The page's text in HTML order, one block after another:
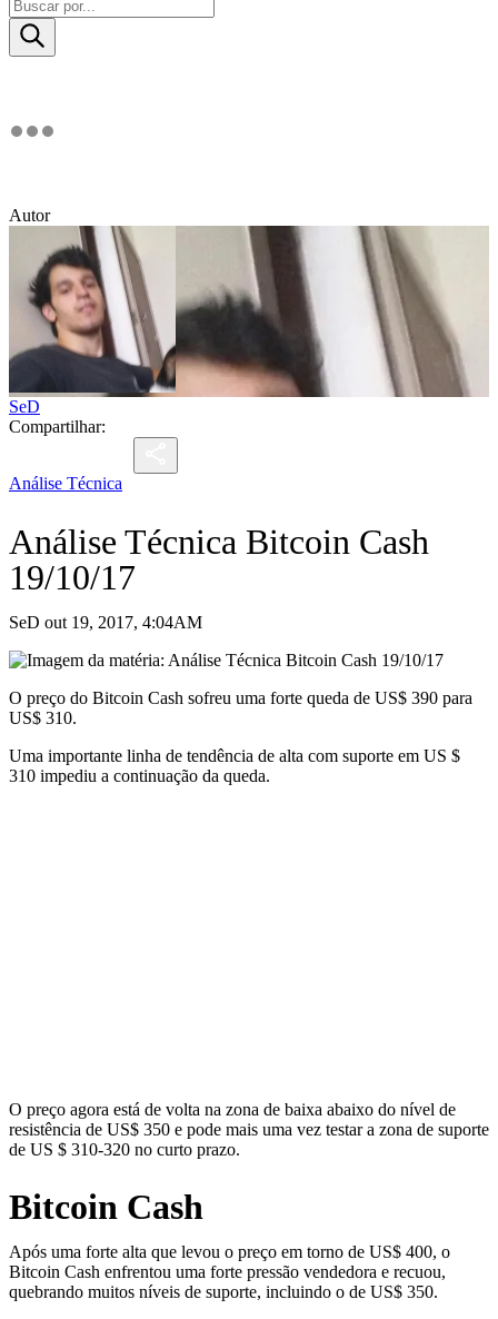
Autor
SeD
Compartilhar:
Análise Técnica
Análise Técnica Bitcoin Cash
19/10/17
SeD out 19, 2017, 4:04AM
O preço do Bitcoin Cash sofreu uma forte queda de US$ 390 para
US$ 310.
Uma importante linha de tendência de alta com suporte em US $
310 impediu a continuação da queda.
O preço agora está de volta na zona de baixa abaixo do nível de
resistência de US$ 350 e pode mais uma vez testar a zona de suporte
de US $ 310-320 no curto prazo.
Bitcoin Cash
Após uma forte alta que levou o preço em torno de US$ 400, o
Bitcoin Cash enfrentou uma forte pressão vendedora e recuou,
quebrando muitos níveis de suporte, incluindo o de US$ 350.